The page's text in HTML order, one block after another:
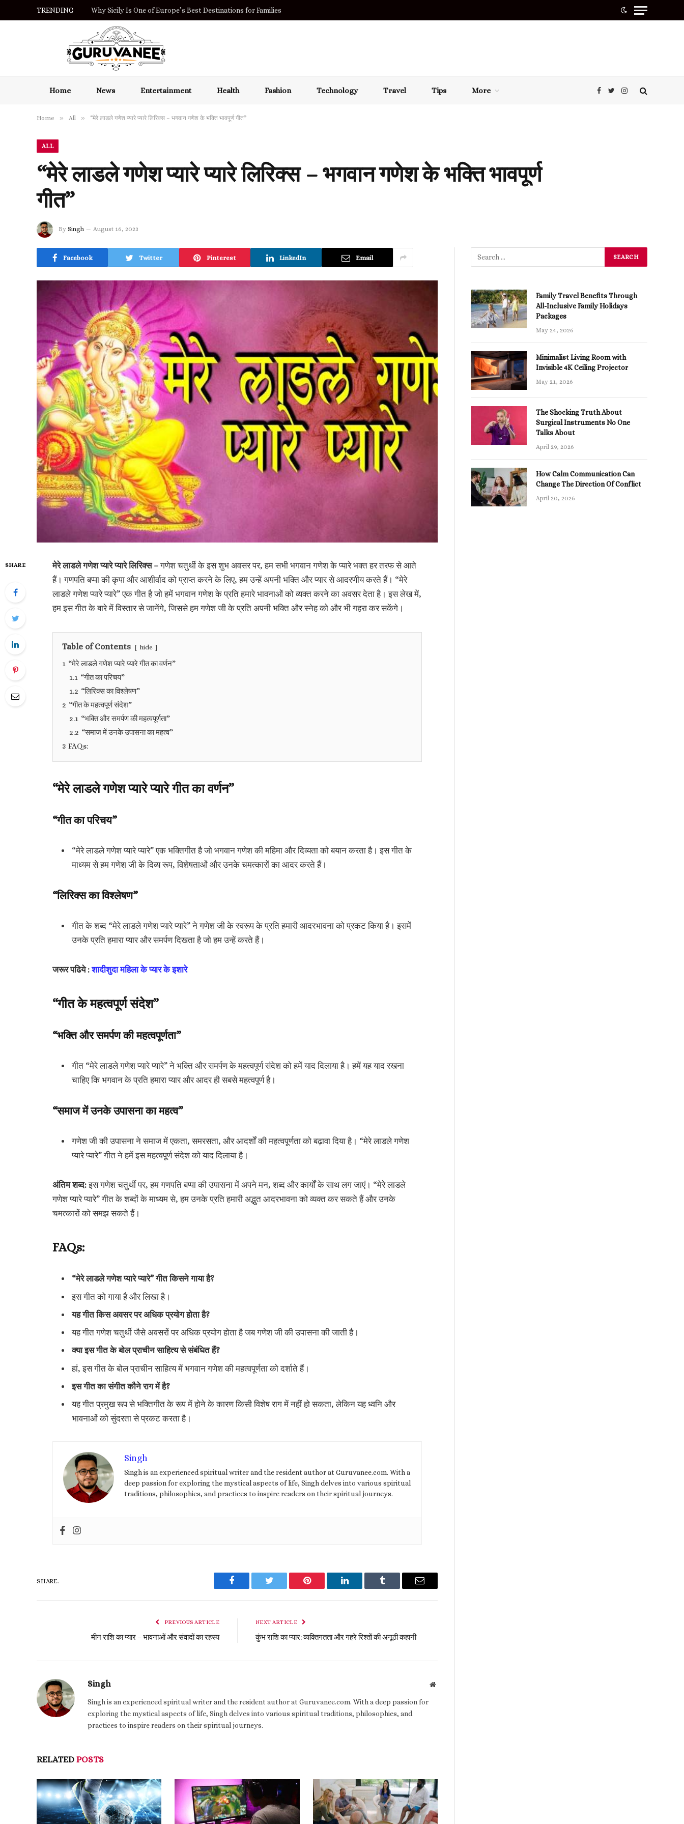
TRENDING Why Sicily Is One of Europe’s Best Destinations for Families
Home News Entertainment Health Fashion Technology Travel Tips More Facebook
TwitterInstagram
Home » All » “मेरे लाडले गणेश प्यारे प्यारे लिरिक्स – भगवान गणेश के भक्ति भावपूर्ण गीत”
ALL
“मेरे लाडले गणेश प्यारे प्यारे लिरिक्स – भगवान गणेश के भक्ति भावपूर्ण
गीत”
By Singh August 16, 2023
Facebook Twitter Pinterest LinkedIn Email
SHARE मेरे लाडले गणेश प्यारे प्यारे लिरिक्स –गणेश चतुर्थी के इस शुभ अवसर पर, हम सभी भगवान गणेश के प्यारे भक्त हर तरफ से आते
हैं। गणपति बप्पा की कृपा और आशीर्वाद को प्राप्त करने के लिए, हम उन्हें अपनी भक्ति और प्यार से आदरणीय करते हैं। “मेरे
लाडले गणेश प्यारे प्यारे” एक गीत है जो हमें भगवान गणेश के प्रति हमारे भावनाओं को व्यक्त करने का अवसर देता है। इस लेख में,
हम इस गीत के बारे में विस्तार से जानेंगे, जिससे हम गणेश जी के प्रति अपनी भक्ति और स्नेह को और भी गहरा कर सकेंगे।
Table of Contents hide
1 “मेरे लाडले गणेश प्यारे प्यारे गीत का वर्णन”
1.1 “गीत का परिचय”
1.2 “लिरिक्स का विश्लेषण”
2 “गीत के महत्वपूर्ण संदेश”
2.1 “भक्ति और समर्पण की महत्वपूर्णता”
2.2 “समाज में उनके उपासना का महत्व”
3 FAQs:
“मेरे लाडले गणेश प्यारे प्यारे गीत का वर्णन”
“गीत का परिचय”
“मेरे लाडले गणेश प्यारे प्यारे” एक भक्तिगीत है जो भगवान गणेश की महिमा और दिव्यता को बयान करता है। इस गीत के
माध्यम से हम गणेश जी के दिव्य रूप, विशेषताओं और उनके चमत्कारों का आदर करते हैं।
“लिरिक्स का विश्लेषण”
गीत के शब्द “मेरे लाडले गणेश प्यारे प्यारे” ने गणेश जी के स्वरूप के प्रति हमारी आदरभावना को प्रकट किया है। इसमें
उनके प्रति हमारा प्यार और समर्पण दिखता है जो हम उन्हें करते हैं।
जरूर पढिये :शादीशुदा महिला के प्यार के इशारे
“गीत के महत्वपूर्ण संदेश”
“भक्ति और समर्पण की महत्वपूर्णता”
गीत “मेरे लाडले गणेश प्यारे प्यारे” ने भक्ति और समर्पण के महत्वपूर्ण संदेश को हमें याद दिलाया है। हमें यह याद रखना
चाहिए कि भगवान के प्रति हमारा प्यार और आदर ही सबसे महत्वपूर्ण है।
“समाज में उनके उपासना का महत्व”
गणेश जी की उपासना ने समाज में एकता, समरसता, और आदर्शों की महत्वपूर्णता को बढ़ावा दिया है। “मेरे लाडले गणेश
प्यारे प्यारे” गीत ने हमें इस महत्वपूर्ण संदेश को याद दिलाया है।
अंतिम शब्द:इस गणेश चतुर्थी पर, हम गणपति बप्पा की उपासना में अपने मन, शब्द और कार्यों के साथ लग जाएं। “मेरे लाडले
गणेश प्यारे प्यारे” गीत के शब्दों के माध्यम से, हम उनके प्रति हमारी अद्भुत आदरभावना को व्यक्त कर सकते हैं और उनके
चमत्कारों को समझ सकते हैं।
FAQs:
“मेरे लाडले गणेश प्यारे प्यारे” गीत किसने गाया है?
इस गीत को गाया है और लिखा है।
यह गीत किस अवसर पर अधिक प्रयोग होता है?
यह गीत गणेश चतुर्थी जैसे अवसरों पर अधिक प्रयोग होता है जब गणेश जी की उपासना की जाती है।
क्या इस गीत के बोल प्राचीन साहित्य से संबंधित हैं?
हां, इस गीत के बोल प्राचीन साहित्य में भगवान गणेश की महत्वपूर्णता को दर्शाते हैं।
इस गीत का संगीत कौने राग में है?
यह गीत प्रमुख रूप से भक्तिगीत के रूप में होने के कारण किसी विशेष राग में नहीं हो सकता, लेकिन यह ध्वनि और
भावनाओं को सुंदरता से प्रकट करता है।
Singh
Singh is an experienced spiritual writer and the resident author at Guruvanee.com. With a
deep passion for exploring the mystical aspects of life, Singh delves into various spiritual
traditions, philosophies, and practices to inspire readers on their spiritual journeys.
SHARE.
Facebook Twitter Pinterest LinkedIn Tumblr Email
PREVIOUS ARTICLE
मीन राशि का प्यार – भावनाओं और संवादों का रहस्य
NEXT ARTICLE
कुंभ राशि का प्यार: व्यक्तिगतता और गहरे रिश्तों की अनूठी कहानी
Singh Website
Singh is an experienced spiritual writer and the resident author at Guruvanee.com. With a deep passion for
exploring the mystical aspects of life, Singh delves into various spiritual traditions, philosophies, and
practices to inspire readers on their spiritual journeys.
RELATED POSTS
Family Travel Benefits Through
All-Inclusive Family Holidays
Packages
May 24, 2026
Minimalist Living Room with
Invisible 4K Ceiling Projector
May 21, 2026
The Shocking Truth About
Surgical Instruments No One
Talks About
April 29, 2026
How Calm Communication Can
Change The Direction Of Conflict
April 20, 2026